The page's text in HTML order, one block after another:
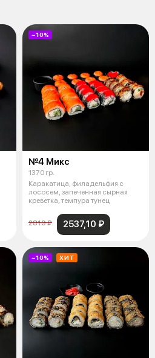
−10%
№4 Микс
1370 гр.
Каракатица, филадельфия с
лососем, запеченная сырная
креветка, темпура тунец
2819 ₽ 2537,10 ₽
−10% ХИТ